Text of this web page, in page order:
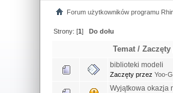
Forum użytkowników programu
Strony: [1]Do dołu
Temat /Zaczęty
biblioteki modeli
Zaczęty przezYoo-
Wyjątkowa okazja